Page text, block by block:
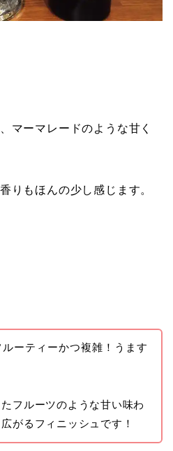
マーマレードのような甘く
りもほんの少し感じます。
ーティーかつ複雑！うます
フルーツのような甘い味わ
がるフィニッシュです！